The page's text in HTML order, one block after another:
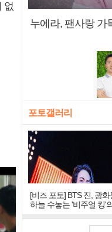
없
누에라, 팬사랑 가
포토갤러리
[비즈 포토] BTS 진, 광화
하늘 수놓는 '비주얼 킹'의
창